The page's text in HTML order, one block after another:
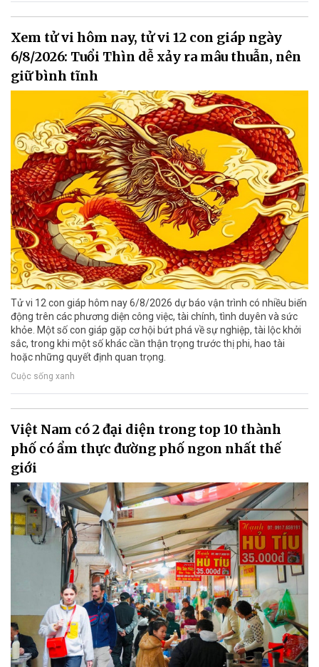
Xem tử vi hôm nay, tử vi 12 con giáp ngày
6/8/2026: Tuổi Thìn dễ xảy ra mâu thuẫn, nên
giữ bình tĩnh
Tử vi 12 con giáp hôm nay 6/8/2026 dự báo vận trình có nhiều biến
động trên các phương diện công việc, tài chính, tình duyên và sức
khỏe. Một số con giáp gặp cơ hội bứt phá về sự nghiệp, tài lộc khởi
sắc, trong khi một số khác cần thận trọng trước thị phi, hao tài
hoặc những quyết định quan trọng.
Cuộc sống xanh
Việt Nam có 2 đại diện trong top 10 thành
phố có ẩm thực đường phố ngon nhất thế
giới